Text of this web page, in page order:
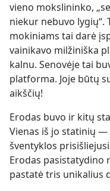
vieno mokslininko,
niekur nebuvo lygių“.
mokiniams tai darė
vainikavo milžiniška
kalnu. Senovėje tai
platforma. Joje būtų
aikščių!
Erodas buvo ir kitų
Vienas iš jo statinių
šventyklos
Erodas pasistatydino
pastatė tris unikalius